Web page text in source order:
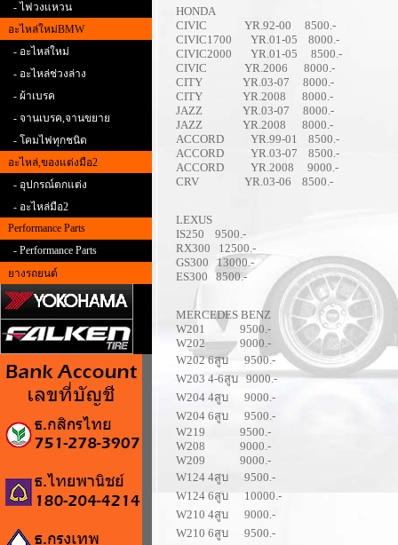
- ไฟวงแหวน
อะไหล่ใหม่BMW
- อะไหล่ใหม่
- อะไหล่ช่วงล่าง
- ผ้าเบรค
- จานเบรค,จานขยาย
- โคมไฟทุกชนิด
อะไหล่,ของแต่งมือ2
- อุปกรณ์ตกแต่ง
- อะไหล่มือ2
Performance Parts
- Performance Parts
ยางรถยนต์
HONDA
CIVIC YR.92-00 8500.-
CIVIC1700 YR.01-05 8000.-
CIVIC2000 YR.01-05 8500.-
CIVIC YR.2006 8000.-
CITY YR.03-07 8000.-
CITY YR.2008 8000.-
JAZZ YR.03-07 8000.-
JAZZ YR.2008 8000.-
ACCORD YR.99-01 8500.-
ACCORD YR.03-07 8500.-
ACCORD YR.2008 9000.-
CRV YR.03-06 8500.-
LEXUS
IS250 9500.-
RX300 12500.-
GS300 13000.-
ES300 8500.-
MERCEDES BENZ
W201 9500.-
W202 9000.-
W202 6สูบ 9500.-
W203 4-6สูบ 9000.-
W204 4สูบ 9000.-
W204 6สูบ 9500.-
W219 9500.-
W208 9000.-
W209 9000.-
W124 4สูบ 9500.-
W124 6สูบ 10000.-
W210 4สูบ 9000.-
W210 6สูบ 9500.-